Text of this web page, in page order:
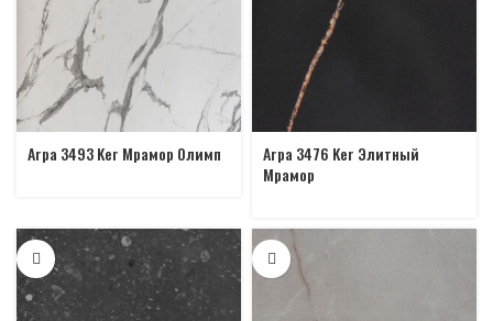
Arpa 3493 Ker Мрамор Олимп
Arpa 3476 Ker Элитный
Мрамор